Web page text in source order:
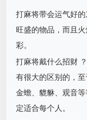
打麻将带会运气好
旺盛的物品，而且
彩。
打麻将戴什么招财
有很大的区别的，
金蟾、貔貅、观音
定适合每个人。